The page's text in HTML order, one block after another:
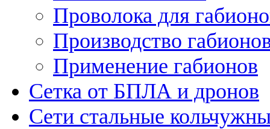
Проволока для
Производство
Применение габионов
Сетка от БПЛА и дронов
Сети стальные